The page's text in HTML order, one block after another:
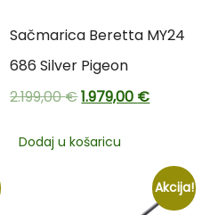
Sačmarica Beretta MY24
686 Silver Pigeon
2.199,00€1.979,00 €
Dodaj u košaricu
Akcija!